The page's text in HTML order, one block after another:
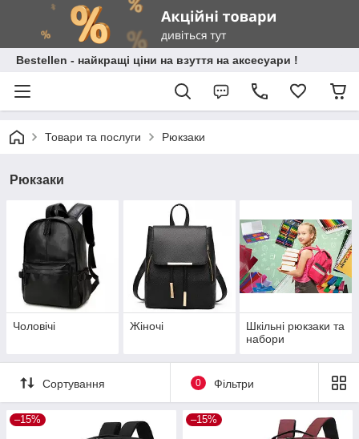
Bestellen - найкращі ціни на взуття на аксесуари !
Товари та послуги Рюкзаки
Рюкзаки
Чоловічі Жіночі
Шкільні рюкзаки та
набори
Сортування 0 Фільтри
–15% –15%